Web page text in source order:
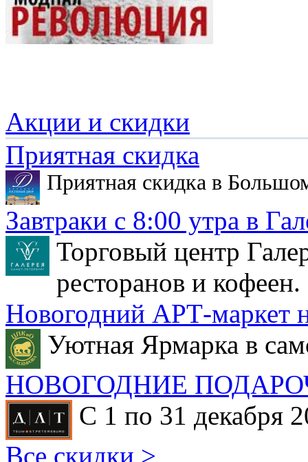
Акции и скидки
Приятная скидка
Приятная скидка в
Завтраки с 8:00 утра в
Торговый центр
ресторанов и кофеен.
Новогодний АРТ-маркет
Уютная Ярмарка в
НОВОГОДНИЕ
С 1 по 31 декабря
Все скидки >